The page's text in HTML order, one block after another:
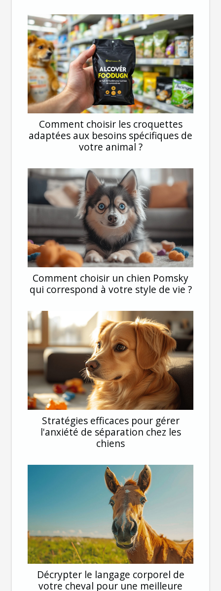
Comment choisir les croquettes
adaptées aux besoins spécifiques de
votre animal ?
Comment choisir un chien Pomsky
qui correspond à votre style de vie ?
Stratégies efficaces pour gérer
l'anxiété de séparation chez les
chiens
Décrypter le langage corporel de
votre cheval pour une meilleure